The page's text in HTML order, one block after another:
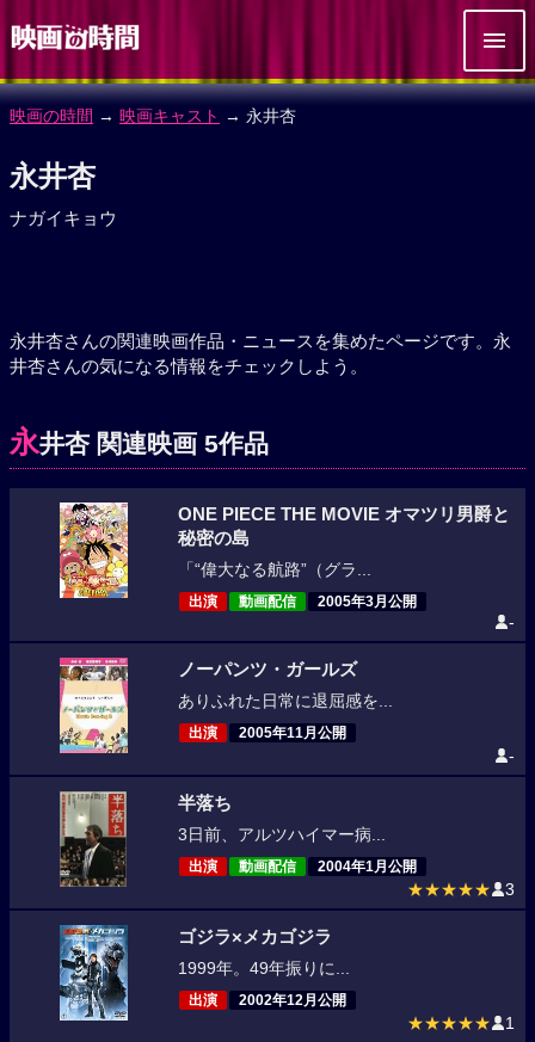
映画の時間 → 映画キャスト → 永井杏
永井杏
ナガイキョウ
永井杏さんの関連映画作品・ニュースを集めたページです。永
井杏さんの気になる情報をチェックしよう。
永井杏 関連映画 5作品
ONE PIECE THE MOVIE オマツリ男爵と
秘密の島
「“偉大なる航路”（グラ...
出演 動画配信 2005年3月公開
-
ノーパンツ・ガールズ
ありふれた日常に退屈感を...
出演 2005年11月公開
-
半落ち
3日前、アルツハイマー病...
出演 動画配信 2004年1月公開
★★★★★ 3
ゴジラ×メカゴジラ
1999年。49年振りに...
出演 2002年12月公開
★★★★★ 1